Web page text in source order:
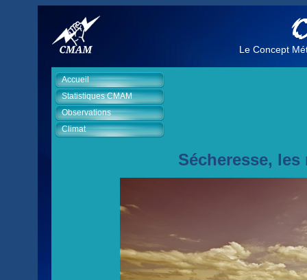
Le Concept
Accueil
Statistiques CMAM
Observations
Climat
Sécheresse,